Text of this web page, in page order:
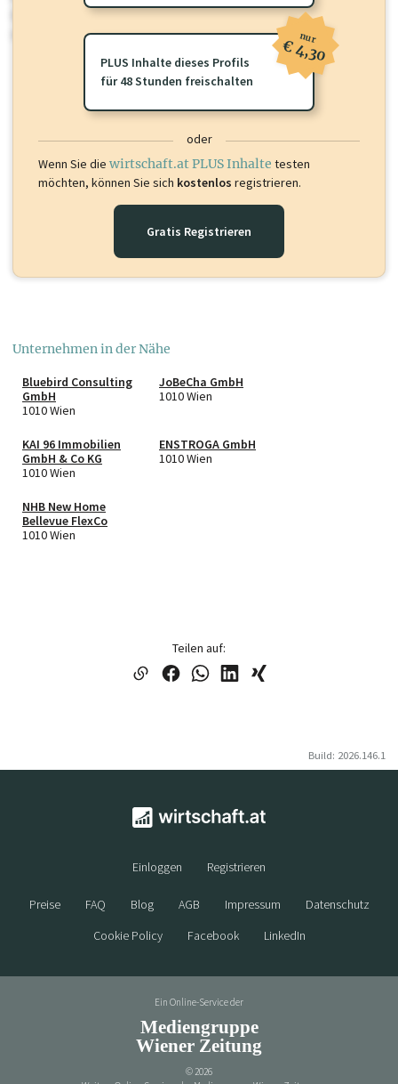
Sie momentan nicht einsehen können. Schalten Sie dieses Profil frei
oder loggen Sie sich ein um diese Inhalte zu sehen.
PLUS Inhalte dieses Profils
für 48 Stunden freischalten
nur
€ 4,30
oder
Wenn Sie die wirtschaft.at PLUS Inhalte testen
möchten, können Sie sich kostenlos registrieren.
Gratis Registrieren
Unternehmen in der Nähe
Bluebird Consulting
GmbH
1010 Wien
JoBeCha GmbH
1010 Wien
KAI 96 Immobilien
GmbH & Co KG
1010 Wien
ENSTROGA GmbH
1010 Wien
NHB New Home
Bellevue FlexCo
1010 Wien
Teilen auf:
Build: 2026.146.1
Einloggen Registrieren
Preise FAQ Blog AGB Impressum
Datenschutz
Cookie Policy
Facebook LinkedIn
Ein Online-Service der
Mediengruppe
Wiener Zeitung
© 2026